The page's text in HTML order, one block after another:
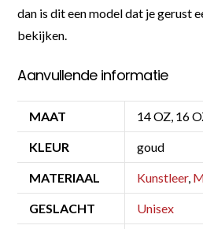
dan is dit een model dat je gerust
bekijken.
Aanvullende informatie
MAAT 14 OZ, 16
KLEUR goud
MATERIAAL Kunstleer,
GESLACHT Unisex